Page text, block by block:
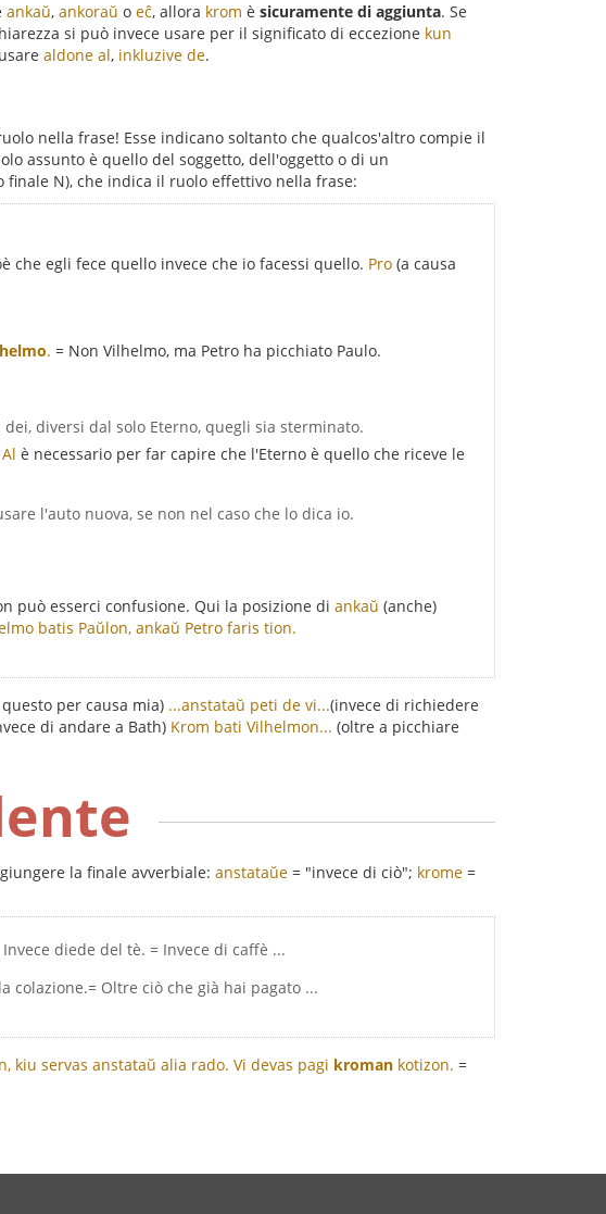
ankaŭ, ankoraŭ o eĉ, allora krom è sicuramente di aggiunta. Se
si può invece usare per il significato di eccezione kun
aldone al, inkluzive de.
nella frase! Esse indicano soltanto che qualcos'altro compie il
assunto è quello del soggetto, dell'oggetto o di un
N), che indica il ruolo effettivo nella frase:
che egli fece quello invece che io facessi quello. Pro (a causa
. = Non Vilhelmo, ma Petro ha picchiato Paulo.
diversi dal solo Eterno, quegli sia sterminato.
Al è necessario per far capire che l'Eterno è quello che riceve le
l'auto nuova, se non nel caso che lo dica io.
può esserci confusione. Qui la posizione di ankaŭ (anche)
batis Paŭlon, ankaŭ Petro faris tion.
per causa mia) ...anstataŭ peti de vi...(invece di richiedere
di andare a Bath) Krom bati Vilhelmon... (oltre a picchiare
la finale avverbiale: anstataŭe = "invece di ciò"; krome =
diede del tè. = Invece di caffè ...
colazione.= Oltre ciò che già hai pagato ...
kiu servas anstataŭ alia rado. Vi devas pagi kroman kotizon. =